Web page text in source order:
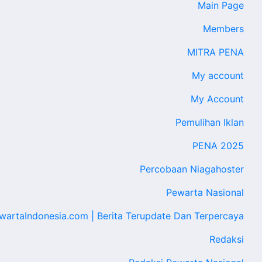
Main Page
Members
MITRA PENA
My account
My Account
Pemulihan Iklan
PENA 2025
Percobaan Niagahoster
Pewarta Nasional
| Berita Terupdate Dan Terpercaya
Redaksi